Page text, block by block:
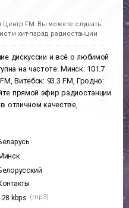
Центр FM. Вы можете слушать
и хит-парад радиостанции
дискуссии и всё о любимой
на частоте: Минск: 101.7
Витебск: 93.3 FM, Гродно:
прямой эфир радиостанции
отличном качестве,
kbps (mp3)